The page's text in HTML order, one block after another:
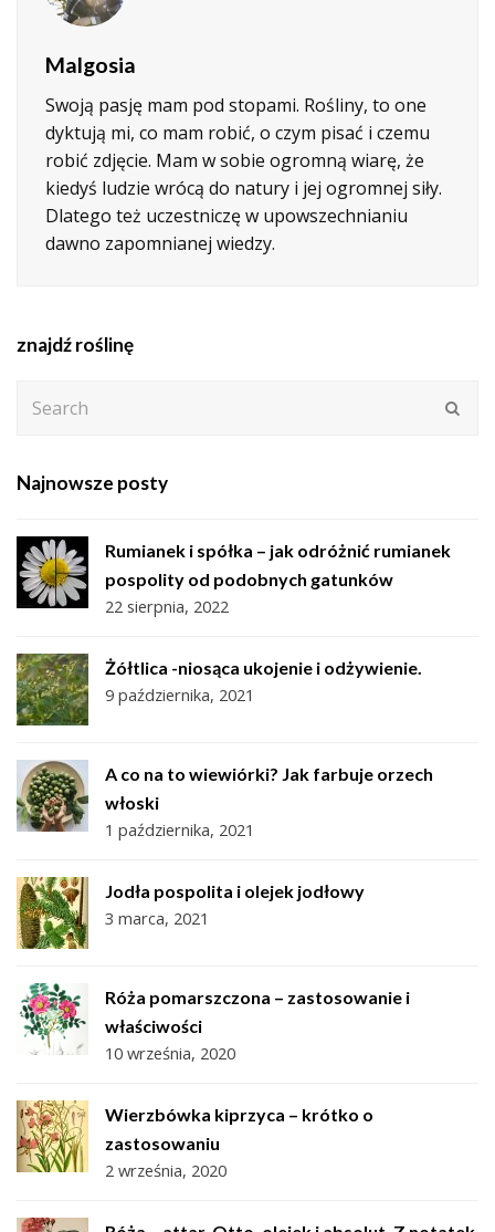
Malgosia
Swoją pasję mam pod stopami. Rośliny, to one
dyktują mi, co mam robić, o czym pisać i czemu
robić zdjęcie. Mam w sobie ogromną wiarę, że
kiedyś ludzie wrócą do natury i jej ogromnej siły.
Dlatego też uczestniczę w upowszechnianiu
dawno zapomnianej wiedzy.
znajdź roślinę
Najnowsze posty
Rumianek i spółka – jak odróżnić rumianek
pospolity od podobnych gatunków
22 sierpnia, 2022
Żółtlica -niosąca ukojenie i odżywienie.
9 października, 2021
A co na to wiewiórki? Jak farbuje orzech
włoski
1 października, 2021
Jodła pospolita i olejek jodłowy
3 marca, 2021
Róża pomarszczona – zastosowanie i
właściwości
10 września, 2020
Wierzbówka kiprzyca – krótko o
zastosowaniu
2 września, 2020